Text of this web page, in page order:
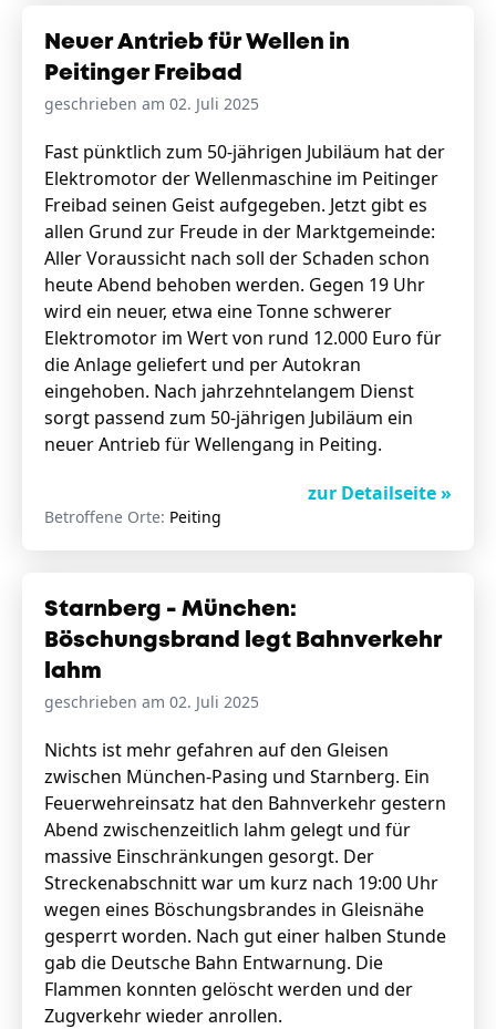
Neuer Antrieb für Wellen in
Peitinger Freibad
geschrieben am 02. Juli 2025
Fast pünktlich zum 50-jährigen Jubiläum hat der
Elektromotor der Wellenmaschine im Peitinger
Freibad seinen Geist aufgegeben. Jetzt gibt es
allen Grund zur Freude in der Marktgemeinde:
Aller Voraussicht nach soll der Schaden schon
heute Abend behoben werden. Gegen 19 Uhr
wird ein neuer, etwa eine Tonne schwerer
Elektromotor im Wert von rund 12.000 Euro für
die Anlage geliefert und per Autokran
eingehoben. Nach jahrzehntelangem Dienst
sorgt passend zum 50-jährigen Jubiläum ein
neuer Antrieb für Wellengang in Peiting.
zur Detailseite »
Betroffene Orte: Peiting
Starnberg - München:
Böschungsbrand legt Bahnverkehr
lahm
geschrieben am 02. Juli 2025
Nichts ist mehr gefahren auf den Gleisen
zwischen München-Pasing und Starnberg. Ein
Feuerwehreinsatz hat den Bahnverkehr gestern
Abend zwischenzeitlich lahm gelegt und für
massive Einschränkungen gesorgt. Der
Streckenabschnitt war um kurz nach 19:00 Uhr
wegen eines Böschungsbrandes in Gleisnähe
gesperrt worden. Nach gut einer halben Stunde
gab die Deutsche Bahn Entwarnung. Die
Flammen konnten gelöscht werden und der
Zugverkehr wieder anrollen.